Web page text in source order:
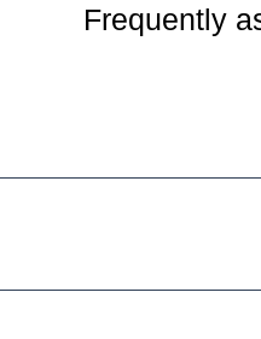
Frequently
جودة رديئة ، أو عبوة أو
القائمة أو الإبلاغ عنها